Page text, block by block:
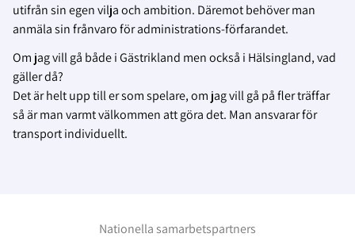
utifrån sin egen vilja och ambition. Däremot behöver man
anmäla sin frånvaro för administrations-förfarandet.
Om jag vill gå både i Gästrikland men också i Hälsingland, vad
gäller då?
Det är helt upp till er som spelare, om jag vill gå på fler träffar
så är man varmt välkommen att göra det. Man ansvarar för
transport individuellt.
Nationella samarbetspartners